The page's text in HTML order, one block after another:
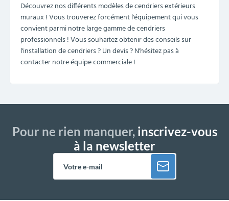
Découvrez nos différents modèles de cendriers extérieurs
muraux ! Vous trouverez forcément l'équipement qui vous
convient parmi notre large gamme de cendriers
professionnels ! Vous souhaitez obtenir des conseils sur
l'installation de cendriers ? Un devis ? N'hésitez pas à
contacter notre équipe commerciale !
Pour ne rien manquer,inscrivez-vous
à la newsletter